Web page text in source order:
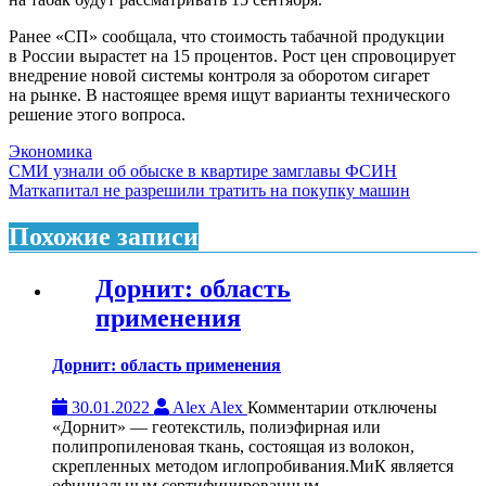
Ранее «СП» сообщала, что стоимость табачной продукции
в России вырастет на 15 процентов. Рост цен спровоцирует
внедрение новой системы контроля за оборотом сигарет
на рынке. В настоящее время ищут варианты технического
решение этого вопроса.
Экономика
Навигация
по
записям
СМИ узнали об обыске в квартире замглавы ФСИН
Маткапитал не разрешили тратить на покупку машин
Похожие записи
Дорнит: область
применения
Дорнит: область применения
30.01.2022 Alex Alex Комментарии к
записи
Дорнит:
область
отключены
«Дорнит» — геотекстиль, полиэфирная или
полипропиленовая ткань, состоящая из волокон,
скрепленных методом иглопробивания.МиК является